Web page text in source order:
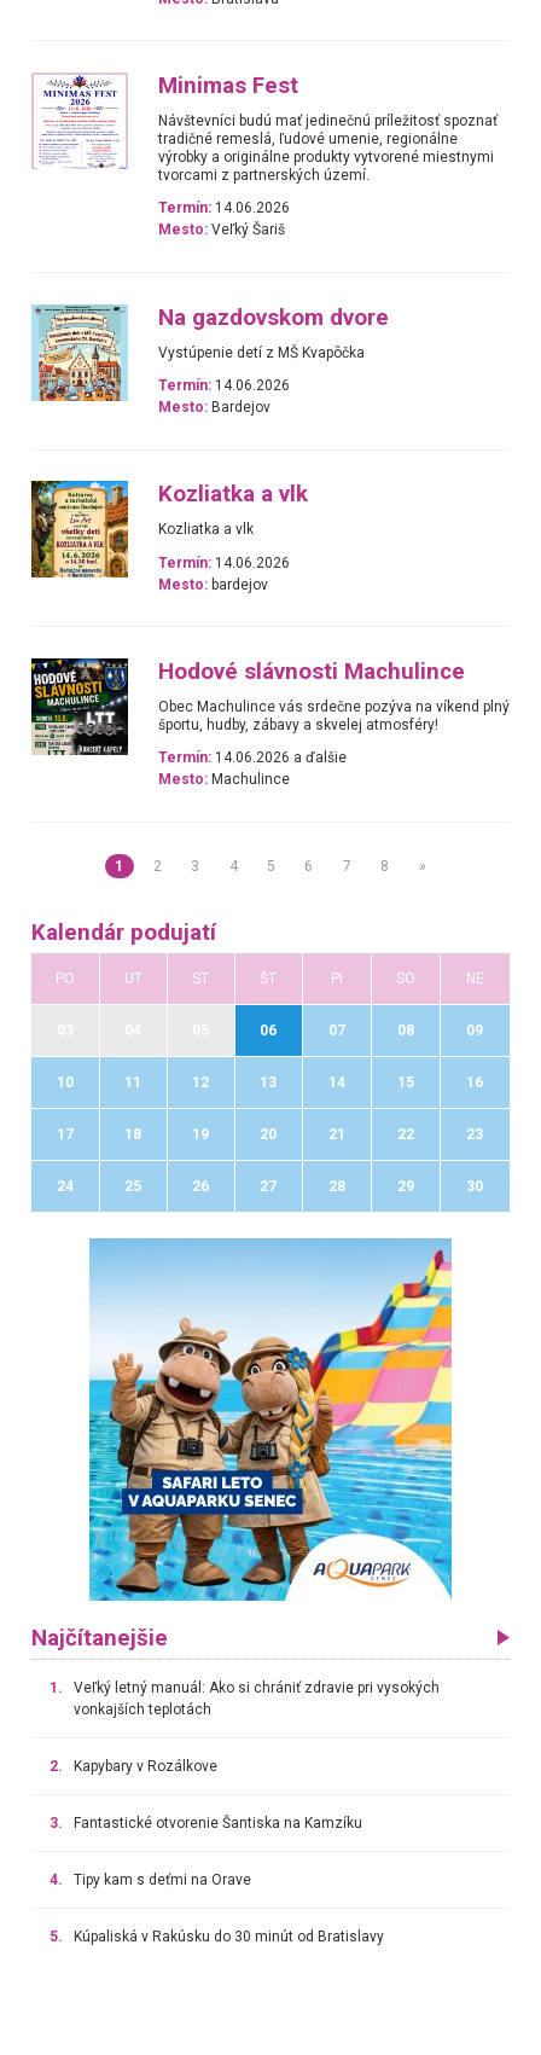
Minimas Fest
Návštevníci budú mať jedinečnú príležitosť spoznať
tradičné remeslá, ľudové umenie, regionálne
výrobky a originálne produkty vytvorené miestnymi
tvorcami z partnerských území.
Termín: 14.06.2026
Mesto: Veľký Šariš
Na gazdovskom dvore
Vystúpenie detí z MŠ Kvapôčka
Termín: 14.06.2026
Mesto: Bardejov
Kozliatka a vlk
Kozliatka a vlk
Termín: 14.06.2026
Mesto: bardejov
Hodové slávnosti Machulince
Obec Machulince vás srdečne pozýva na víkend plný
športu, hudby, zábavy a skvelej atmosféry!
Termín: 14.06.2026 a ďalšie
Mesto: Machulince
1 2 3 4 5 6 7 8 »
Kalendár podujatí
PO UT ST ŠT PI SO NE
06 07 08 09
10 11 12 13 14 15 16
17 18 19 20 21 22 23
24 25 26 27 28 29 30
Najčítanejšie
1.
Veľký letný manuál: Ako si chrániť zdravie pri vysokých
vonkajších teplotách
2. Kapybary v Rozálkove
3. Fantastické otvorenie Šantiska na Kamzíku
4. Tipy kam s deťmi na Orave
5. Kúpaliská v Rakúsku do 30 minút od Bratislavy